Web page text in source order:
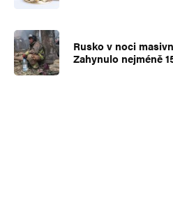
Rusko v noci
Zahynulo nejméně